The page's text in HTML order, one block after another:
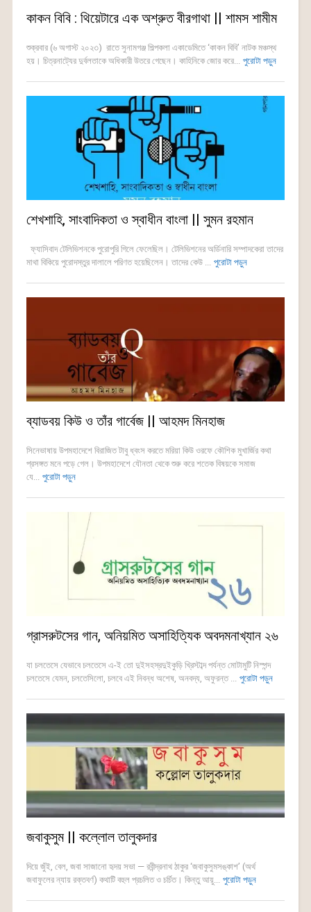
কাকন বিবি : থিয়েটারে এক অশ্রুত বীরগাথা || শামস শামীম
শুক্রবার (৬ অগাস্ট ২০২৩) রাতে সুনামগঞ্জ শিল্পকলা একাডেমিতে ‘কাকন বিবি’ নাটক মঞ্চস্থ
হয়। চিত্রনাট্যের দুর্বলতাকে অধিকারী উতরে গেছেন। কাহিনিকে জোর করে... পুরোটা পড়ুন
শেখশাহি, সাংবাদিকতা ও স্বাধীন বাংলা || সুমন রহমান
ফ্যাসিবাদ টেলিভিশনকে পুরোপুরি গিলে ফেলেছিল। টেলিভিশনের অর্ডিনারি সম্পাদকেরা তাদের
মাথা বিকিয়ে পুরোদস্তুর দালালে পরিণত হয়েছিলেন। তাদের কেউ ... পুরোটা পড়ুন
ব্যাডবয় কিউ ও তাঁর গার্বেজ || আহমদ মিনহাজ
সিনেভাষায় উপমহাদেশে বিরাজিত টাবু ধ্বংস করতে মরিয়া কিউ ওরফে কৌশিক মুখার্জির কথা
প্রসঙ্গত মনে পড়ে গেল। উপমহাদেশে যৌনতা থেকে শুরু করে শতেক বিষয়কে সমাজ
যে... পুরোটা পড়ুন
গ্রাসরুটসের গান, অনিয়মিত অসাহিত্যিক অবদমনাখ্যান ২৬
যা চলতেসে যেভাবে চলতেসে এ-ই তো দুইসহস্রদুইকুড়ি খ্রিস্টাব্দ পর্যন্ত মোটামুটি নিস্পন্দ
চলতেসে যেমন, চলতেসিলো, চলবে এই নিবন্ধ অশেষ, অনবদ্য, অফুরন্ত ... পুরোটা পড়ুন
জবাকুসুম || কল্লোল তালুকদার
দিয়ে জুঁই, বেল, জবা সাজানো হৃদয় সভা — রবীন্দ্রনাথ ঠাকুর ‘জবাকুসুমসঙ্কাশ’ (অর্থ
জবাফুলের ন্যায় রক্তবর্ণ) কথাটি বহুল প্রচলিত ও চর্চিত। কিন্তু আয়ু... পুরোটা পড়ুন